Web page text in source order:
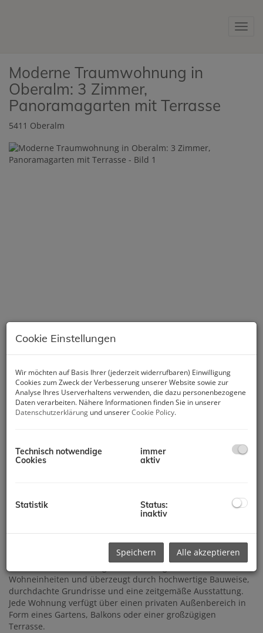
Moderne Traumwohnung in
Oberalm: 3 Zimmer,
Panoramagarten mit Terrasse
5411 Oberalm
Die Lage
Verkehrsmittel befinden sich in unmittelbarer Nähe. Die Stadt
auch mit der S-Bahn und dem Auto rasch erreichbar.
Wohneinheiten und überzeugt durch hochwertige Bauweise,
durchdachte Grundrisse und eine zeitgemäße Ausstattung.
Jede Wohnung verfügt über einen privaten Außenbereich in
Form eines Gartens, Balkons oder einer großzügigen
Terrasse.
Cookie Einstellungen
Wir möchten auf Basis Ihrer (jederzeit widerrufbaren) Einwilligung
Cookies zum Zweck der Verbesserung unserer Website sowie zur
Analyse Ihres Userverhaltens verwenden, die dazu personenbezogene
Daten verarbeiten. Nähere Informationen finden Sie in unserer
Datenschutzerklärung und unsererCookie Policy.
Technisch notwendige
Cookies
immer
aktiv
Statistik
Status:
inaktiv
Speichern Alle akzeptieren